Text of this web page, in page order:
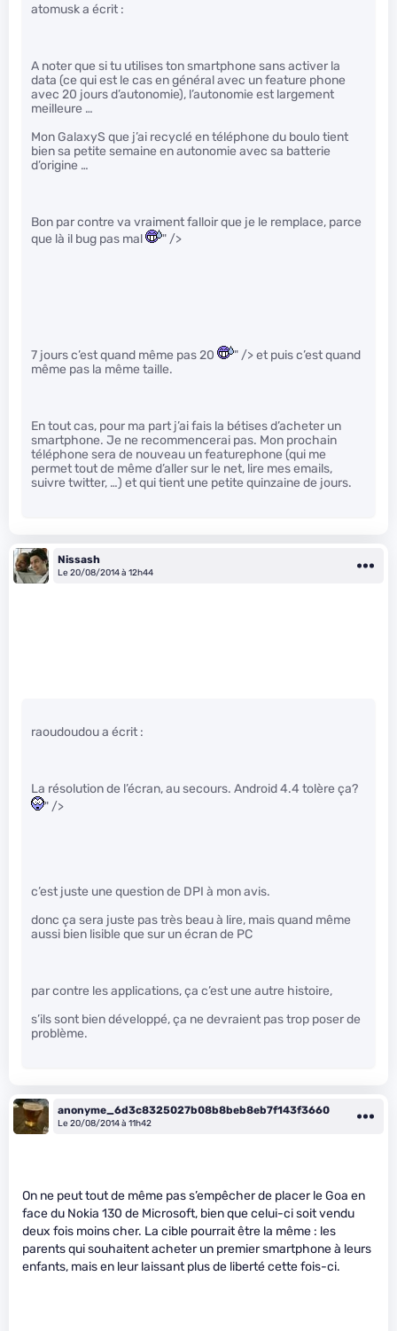
atomusk a écrit :
A noter que si tu utilises ton smartphone sans activer la
data (ce qui est le cas en général avec un feature phone
avec 20 jours d’autonomie), l’autonomie est largement
meilleure …
Mon GalaxyS que j’ai recyclé en téléphone du boulo tient
bien sa petite semaine en autonomie avec sa batterie
d’origine …
Bon par contre va vraiment falloir que je le remplace, parce
que là il bug pas mal
" />
7 jours c’est quand même pas 20
" /> et puis c’est quand
même pas la même taille.
En tout cas, pour ma part j’ai fais la bétises d’acheter un
smartphone. Je ne recommencerai pas. Mon prochain
téléphone sera de nouveau un featurephone (qui me
permet tout de même d’aller sur le net, lire mes emails,
suivre twitter, …) et qui tient une petite quinzaine de jours.
Nissash
Le 20/08/2014 à 12h44
raoudoudou a écrit :
La résolution de l’écran, au secours. Android 4.4 tolère ça?
" />
c’est juste une question de DPI à mon avis.
donc ça sera juste pas très beau à lire, mais quand même
aussi bien lisible que sur un écran de PC
par contre les applications, ça c’est une autre histoire,
s’ils sont bien développé, ça ne devraient pas trop poser de
problème.
anonyme_6d3c8325027b08b8beb8eb7f143f3660
Le 20/08/2014 à 11h42
On ne peut tout de même pas s’empêcher de placer le Goa en
face du Nokia 130 de Microsoft, bien que celui-ci soit vendu
deux fois moins cher. La cible pourrait être la même : les
parents qui souhaitent acheter un premier smartphone à leurs
enfants, mais en leur laissant plus de liberté cette fois-ci.